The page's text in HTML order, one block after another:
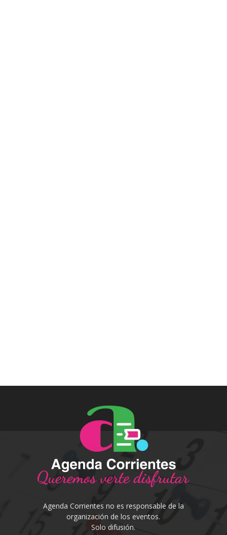
Agenda Corrientes no es responsable de la
organización de los eventos.
Solo difusión.